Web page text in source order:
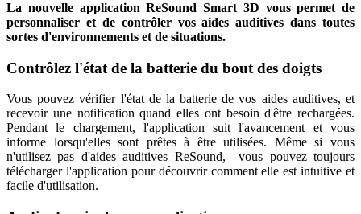
La nouvelle application ReSound Smart 3D vous permet de
personnaliser et de contrôler vos aides auditives dans toutes
sortes d'environnements et de situations.
Contrôlez l'état de la batterie du bout des doigts
Vous pouvez vérifier l'état de la batterie de vos aides auditives, et
recevoir une notification quand elles ont besoin d'être rechargées.
Pendant le chargement, l'application suit l'avancement et vous
informe lorsqu'elles sont prêtes à être utilisées. Même si vous
n'utilisez pas d'aides auditives ReSound, vous pouvez toujours
télécharger l'application pour découvrir comment elle est intuitive et
facile d'utilisation.